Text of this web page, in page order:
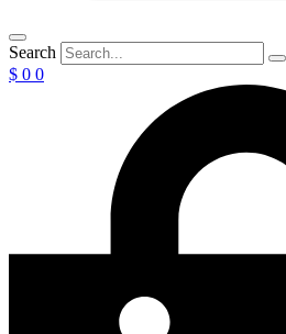
Search
$ 0 0